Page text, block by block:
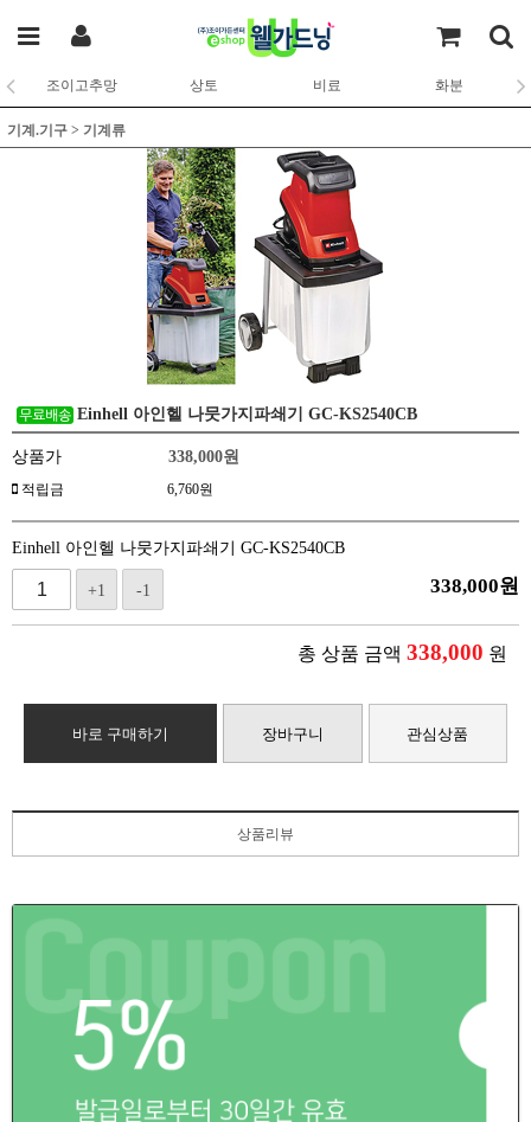
조이고추망 상토 비료 화분
기계.기구 > 기계류
Einhell 아인헬 나뭇가지파쇄기 GC-KS2540CB
상품가 338,000원
적립금 6,760원
Einhell 아인헬 나뭇가지파쇄기 GC-KS2540CB
+1 -1 338,000원
총 상품 금액 338,000 원
바로 구매하기 장바구니 관심상품
상품리뷰